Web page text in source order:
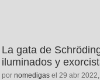
La gata de
iluminados y
por nomedigas el 29 abr